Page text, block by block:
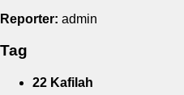
Reporter: admin
Tag
22 Kafilah